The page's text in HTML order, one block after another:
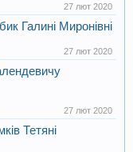
27 лют 2020
Галині Миронівні
27 лют 2020
27 лют 2020
Тетяні